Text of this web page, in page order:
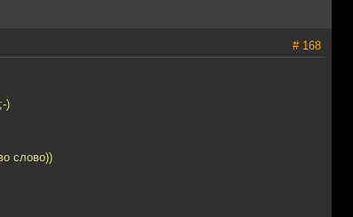
# 168
)
слово))